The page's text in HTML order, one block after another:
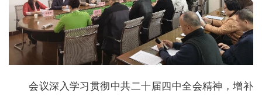
会议深入学习贯彻中共二十届四中全会精神，增补